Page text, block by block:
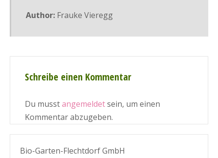
Author: Frauke Vieregg
Schreibe einen Kommentar
Du musstangemeldetsein, um einen
Kommentar abzugeben.
Bio-Garten-Flechtdorf GmbH